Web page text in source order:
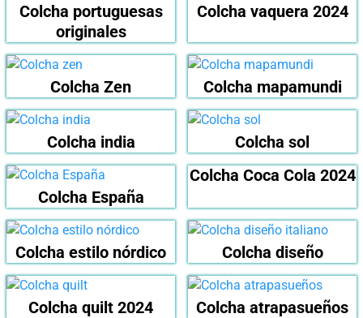
Colcha portuguesas
originales
Colcha vaquera 2024
Colcha Zen Colcha mapamundi
Colcha india Colcha sol
Colcha España
Colcha Coca Cola 2024
Colcha estilo nórdico Colcha diseño
Colcha quilt 2024 Colcha atrapasueños